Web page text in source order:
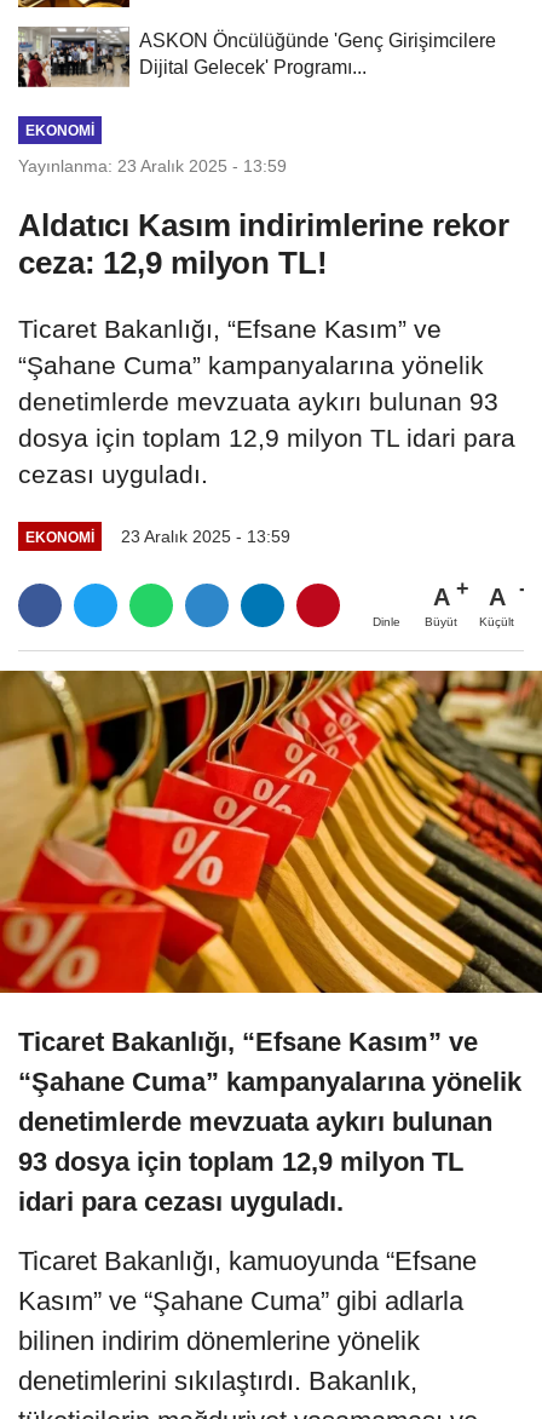
ASKON Öncülüğünde 'Genç Girişimcilere
Dijital Gelecek' Programı...
EKONOMI
Yayınlanma: 23 Aralık 2025 - 13:59
Aldatıcı Kasım indirimlerine rekor
ceza: 12,9 milyon TL!
Ticaret Bakanlığı, “Efsane Kasım” ve
“Şahane Cuma” kampanyalarına yönelik
denetimlerde mevzuata aykırı bulunan 93
dosya için toplam 12,9 milyon TL idari para
cezası uyguladı.
EKONOMI 23 Aralık 2025 - 13:59
Dinle
A
Büyüt
A
Küçült
Ticaret Bakanlığı, “Efsane Kasım” ve
“Şahane Cuma” kampanyalarına yönelik
denetimlerde mevzuata aykırı bulunan
93 dosya için toplam 12,9 milyon TL
idari para cezası uyguladı.
Ticaret Bakanlığı, kamuoyunda “Efsane
Kasım” ve “Şahane Cuma” gibi adlarla
bilinen indirim dönemlerine yönelik
denetimlerini sıkılaştırdı. Bakanlık,